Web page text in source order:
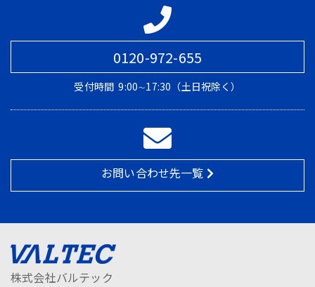
0120-972-655
受付時間 9:00∼17:30（土日祝除く）
お問い合わせ先一覧
株式会社バルテック